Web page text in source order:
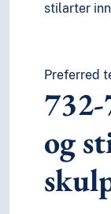
stilarter
Preferred
og